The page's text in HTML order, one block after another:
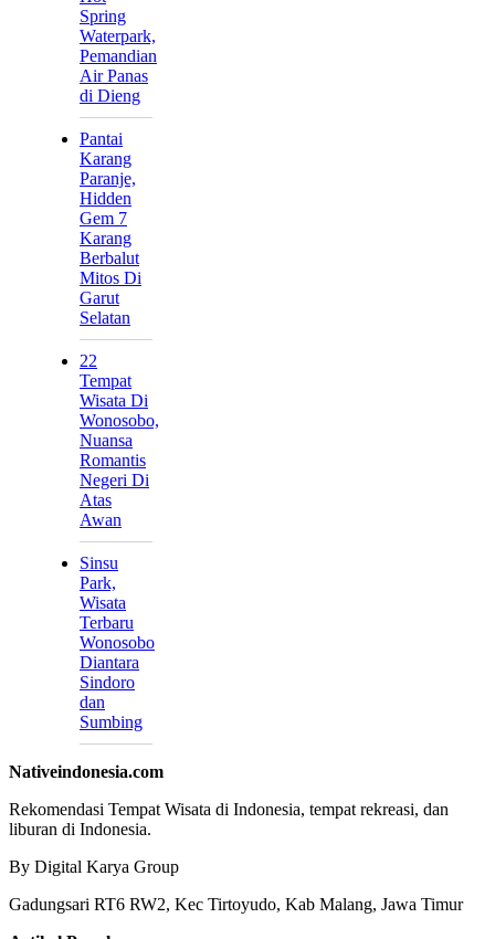
Spring
Waterpark,
Pemandian
Air Panas
di Dieng
Pantai
Karang
Paranje,
Hidden
Gem 7
Karang
Berbalut
Mitos Di
Garut
Selatan
22
Tempat
Wisata Di
Wonosobo,
Nuansa
Romantis
Negeri Di
Atas
Awan
Sinsu
Park,
Wisata
Terbaru
Wonosobo
Diantara
Sindoro
dan
Sumbing
Nativeindonesia.com
Rekomendasi Tempat Wisata di Indonesia, tempat rekreasi, dan
liburan di Indonesia.
By Digital Karya Group
Gadungsari RT6 RW2, Kec Tirtoyudo, Kab Malang, Jawa Timur